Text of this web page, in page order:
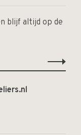
blijf altijd op de